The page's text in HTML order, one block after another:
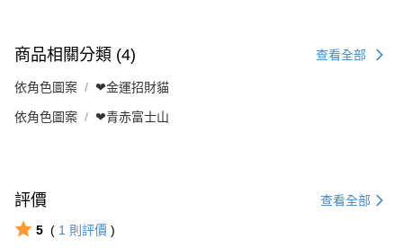
商品相關分類 (4) 查看全部
依角色圖案 ❤金運招財貓
依角色圖案 ❤青赤富士山
評價 查看全部
5 ( 1 則評價 )